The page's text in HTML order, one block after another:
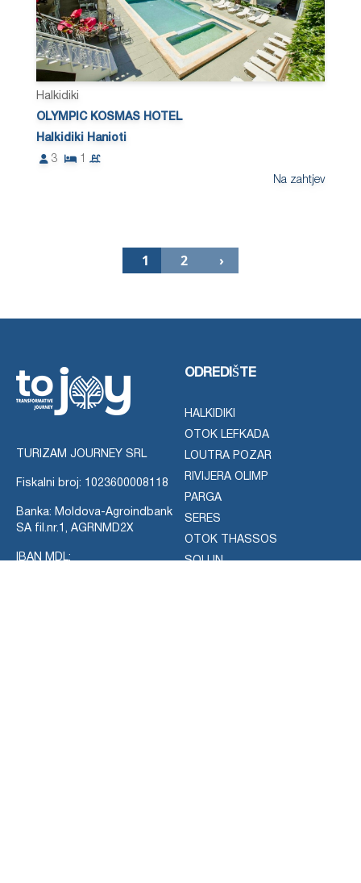
Halkidiki
OLYMPIC KOSMAS HOTEL
Halkidiki Hanioti
3
1
Na zahtjev
1 2 ›
TURIZAM JOURNEY SRL
Fiskalni broj: 1023600008118
Banka: Moldova-Agroindbank
SA fil.nr.1, AGRNMD2X
IBAN MDL:
ODREDIŠTE
HALKIDIKI
OTOK LEFKADA
LOUTRA POZAR
RIVIJERA OLIMP
PARGA
SERES
OTOK THASSOS
SOLUN